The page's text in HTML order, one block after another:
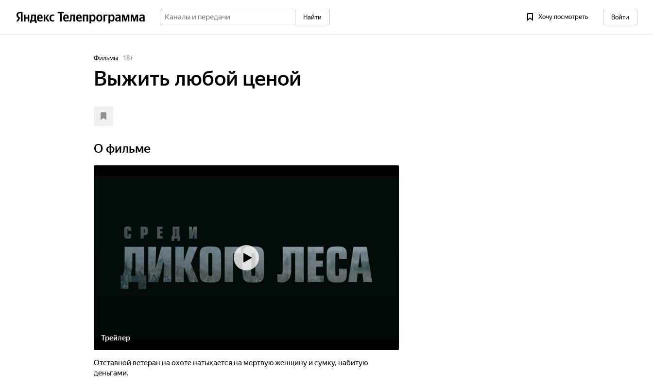
Найти Хочу посмотреть Войти
Фильмы 18+
Выжить любой ценой
О фильме
Трейлер
Отставной ветеран на охоте натыкается на мертвую женщину и сумку, набитую
деньгами.